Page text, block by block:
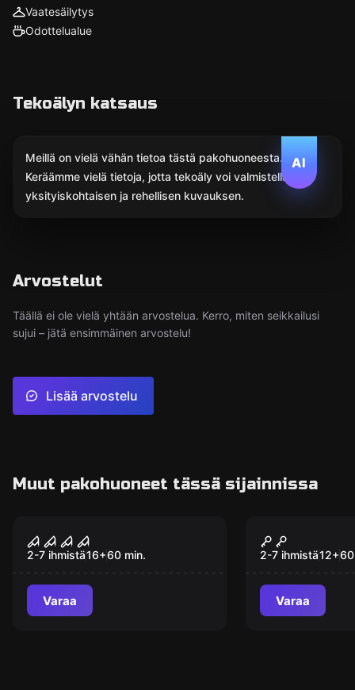
Vaatesäilytys
Odottelualue
Tekoälyn katsaus
AI
Meillä on vielä vähän tietoa tästä pakohuoneesta.
Keräämme vielä tietoja, jotta tekoäly voi valmistella
yksityiskohtaisen ja rehellisen kuvauksen.
Arvostelut
Täällä ei ole vielä yhtään arvostelua. Kerro, miten seikkailusi
sujui – jätä ensimmäinen arvostelu!
Lisää arvostelu
Muut pakohuoneet tässä sijainnissa
Silent Hill
2-7 ihmistä16+60 min.
Varaa
Uusi
2-7 ihmistä12+60
Varaa